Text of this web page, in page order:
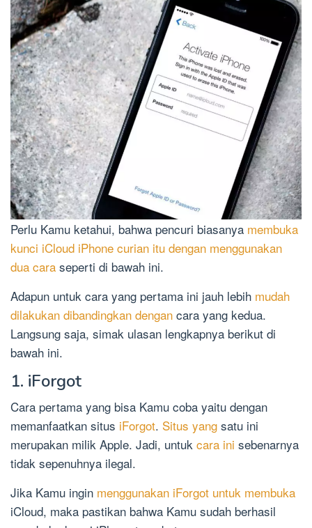
Perlu Kamu ketahui, bahwa pencuri biasanya membuka
kunci iCloud iPhone curian itu dengan menggunakan
dua cara seperti di bawah ini.
Adapun untuk cara yang pertama ini jauh lebih mudah
dilakukan dibandingkan dengan cara yang kedua.
Langsung saja, simak ulasan lengkapnya berikut di
bawah ini.
1. iForgot
Cara pertama yang bisa Kamu coba yaitu dengan
memanfaatkan situs iForgot. Situs yang satu ini
merupakan milik Apple. Jadi, untuk cara ini sebenarnya
tidak sepenuhnya ilegal.
Jika Kamu ingin menggunakan iForgot untuk membuka
iCloud, maka pastikan bahwa Kamu sudah berhasil